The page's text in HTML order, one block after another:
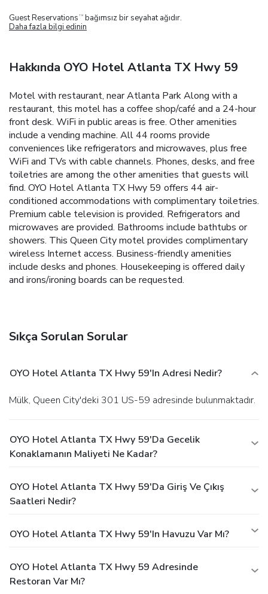
Guest Reservations TM bağımsız bir seyahat ağıdır.
Daha fazla bilgi edinin
Hakkında OYO Hotel Atlanta TX Hwy 59
Motel with restaurant, near Atlanta ParkAlong with a
restaurant, this motel has a coffee shop/café and a 24-hour
front desk. WiFi in public areas is free. Other amenities
include a vending machine. All 44 rooms provide
conveniences like refrigerators and microwaves, plus free
WiFi and TVs with cable channels. Phones, desks, and free
toiletries are among the other amenities that guests will
find. OYO Hotel Atlanta TX Hwy 59 offers 44 air-
conditioned accommodations with complimentary toiletries.
Premium cable television is provided. Refrigerators and
microwaves are provided. Bathrooms include bathtubs or
showers. This Queen City motel provides complimentary
wireless Internet access. Business-friendly amenities
include desks and phones. Housekeeping is offered daily
and irons/ironing boards can be requested.
Sıkça Sorulan Sorular
OYO Hotel Atlanta TX Hwy 59'ın Adresi Nedir?
Mülk, Queen City'deki 301 US-59 adresinde bulunmaktadır.
OYO Hotel Atlanta TX Hwy 59'da Gecelik
Konaklamanın Maliyeti Ne Kadar?
OYO Hotel Atlanta TX Hwy 59'da Giriş Ve Çıkış
Saatleri Nedir?
OYO Hotel Atlanta TX Hwy 59'ın Havuzu Var Mı?
OYO Hotel Atlanta TX Hwy 59 Adresinde
Restoran Var Mı?